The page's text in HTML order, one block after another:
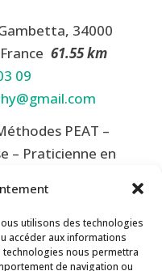
utilisons des technologies
accéder aux informations
nous permettra
de navigation ou
34000
61.55 km
09
PEAT –
– Praticienne en
Newsletter